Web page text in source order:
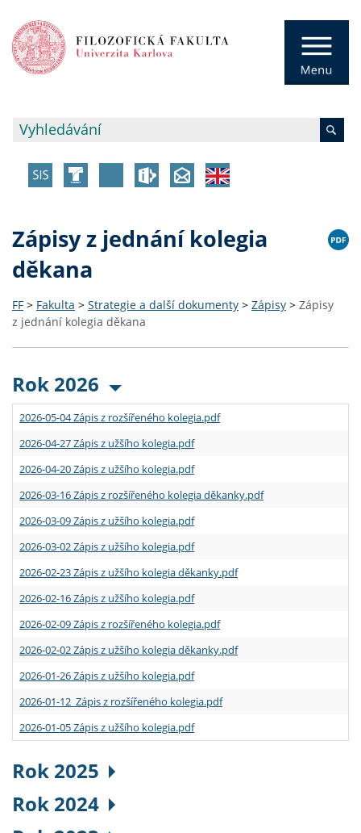
Zápisy z jednání kolegia
děkana
FF > Fakulta > Strategie a další dokumenty > Zápisy > Zápisy
z jednání kolegia děkana
Rok 2026
2026-05-04 Zápis z rozšířeného kolegia.pdf
2026-04-27 Zápis z užšího kolegia.pdf
2026-04-20 Zápis z užšího kolegia.pdf
2026-03-16 Zápis z rozšířeného kolegia děkanky.pdf
2026-03-09 Zápis z užšího kolegia.pdf
2026-03-02 Zápis z užšího kolegia.pdf
2026-02-23 Zápis z užšího kolegia děkanky.pdf
2026-02-16 Zápis z užšího kolegia.pdf
2026-02-09 Zápis z rozšířeného kolegia.pdf
2026-02-02 Zápis z užšího kolegia děkanky.pdf
2026-01-26 Zápis z užšího kolegia.pdf
2026-01-12 Zápis z rozšířeného kolegia.pdf
2026-01-05 Zápis z užšího kolegia.pdf
Rok 2025
Rok 2024